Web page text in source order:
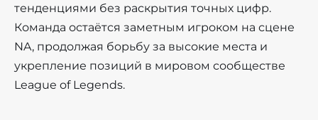
тенденциями без раскрытия точных цифр.
Команда остаётся заметным игроком на сцене
NA, продолжая борьбу за высокие места и
укрепление позиций в мировом сообществе
League of Legends.